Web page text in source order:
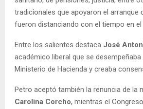
tradicionales que apoyaron el arranque
fueron distanciando con el tiempo en el
Entre los salientes destaca José
académico liberal que se
Ministerio de Hacienda y creaba
Petro aceptó también la renuncia de la
Carolina Corcho, mientras el